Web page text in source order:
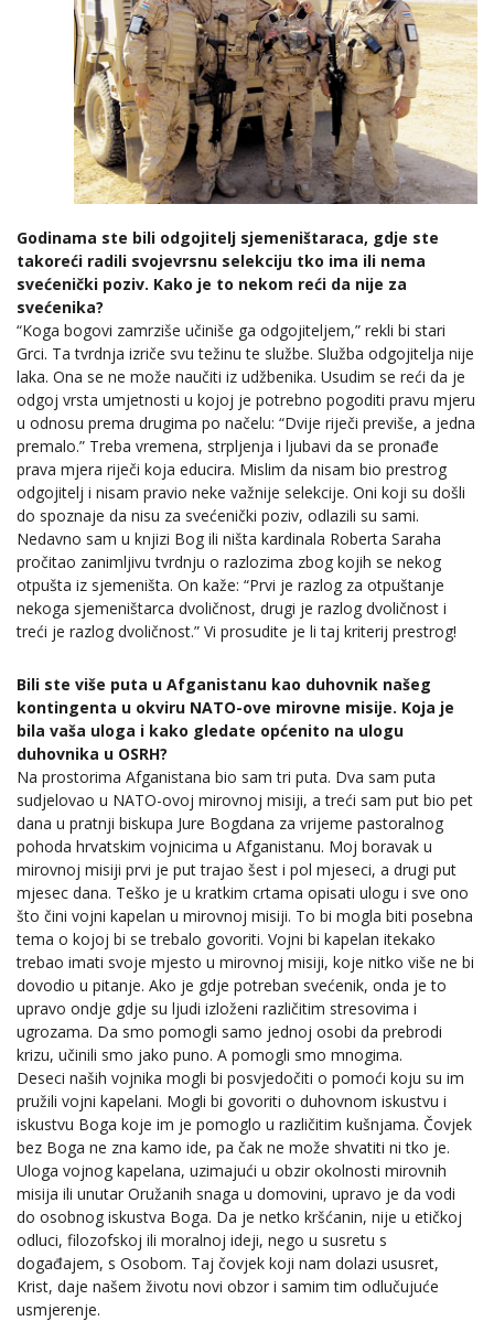
Godinama ste bili odgojitelj sjemeništaraca, gdje ste
takoreći radili svojevrsnu selekciju tko ima ili nema
svećenički poziv. Kako je to nekom reći da nije za
svećenika?
“Koga bogovi zamrziše učiniše ga odgojiteljem,” rekli bi stari
Grci. Ta tvrdnja izriče svu težinu te službe. Služba odgojitelja nije
laka. Ona se ne može naučiti iz udžbenika. Usudim se reći da je
odgoj vrsta umjetnosti u kojoj je potrebno pogoditi pravu mjeru
u odnosu prema drugima po načelu: “Dvije riječi previše, a jedna
premalo.” Treba vremena, strpljenja i ljubavi da se pronađe
prava mjera riječi koja educira. Mislim da nisam bio prestrog
odgojitelj i nisam pravio neke važnije selekcije. Oni koji su došli
do spoznaje da nisu za svećenički poziv, odlazili su sami.
Nedavno sam u knjizi Bog ili ništa kardinala Roberta Saraha
pročitao zanimljivu tvrdnju o razlozima zbog kojih se nekog
otpušta iz sjemeništa. On kaže: “Prvi je razlog za otpuštanje
nekoga sjemeništarca dvoličnost, drugi je razlog dvoličnost i
treći je razlog dvoličnost.” Vi prosudite je li taj kriterij prestrog!
Bili ste više puta u Afganistanu kao duhovnik našeg
kontingenta u okviru NATO-ove mirovne misije. Koja je
bila vaša uloga i kako gledate općenito na ulogu
duhovnika u OSRH?
Na prostorima Afganistana bio sam tri puta. Dva sam puta
sudjelovao u NATO-ovoj mirovnoj misiji, a treći sam put bio pet
dana u pratnji biskupa Jure Bogdana za vrijeme pastoralnog
pohoda hrvatskim vojnicima u Afganistanu. Moj boravak u
mirovnoj misiji prvi je put trajao šest i pol mjeseci, a drugi put
mjesec dana. Teško je u kratkim crtama opisati ulogu i sve ono
što čini vojni kapelan u mirovnoj misiji. To bi mogla biti posebna
tema o kojoj bi se trebalo govoriti. Vojni bi kapelan itekako
trebao imati svoje mjesto u mirovnoj misiji, koje nitko više ne bi
dovodio u pitanje. Ako je gdje potreban svećenik, onda je to
upravo ondje gdje su ljudi izloženi različitim stresovima i
ugrozama. Da smo pomogli samo jednoj osobi da prebrodi
krizu, učinili smo jako puno. A pomogli smo mnogima.
Deseci naših vojnika mogli bi posvjedočiti o pomoći koju su im
pružili vojni kapelani. Mogli bi govoriti o duhovnom iskustvu i
iskustvu Boga koje im je pomoglo u različitim kušnjama. Čovjek
bez Boga ne zna kamo ide, pa čak ne može shvatiti ni tko je.
Uloga vojnog kapelana, uzimajući u obzir okolnosti mirovnih
misija ili unutar Oružanih snaga u domovini, upravo je da vodi
do osobnog iskustva Boga. Da je netko kršćanin, nije u etičkoj
odluci, filozofskoj ili moralnoj ideji, nego u susretu s
događajem, s Osobom. Taj čovjek koji nam dolazi ususret,
Krist, daje našem životu novi obzor i samim tim odlučujuće
usmjerenje.